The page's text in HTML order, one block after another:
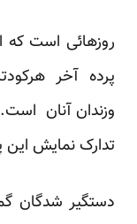
روزهائی است که
پرده آخر
وزندان آنان
تدارک نمایش این
دستگیر شدگان